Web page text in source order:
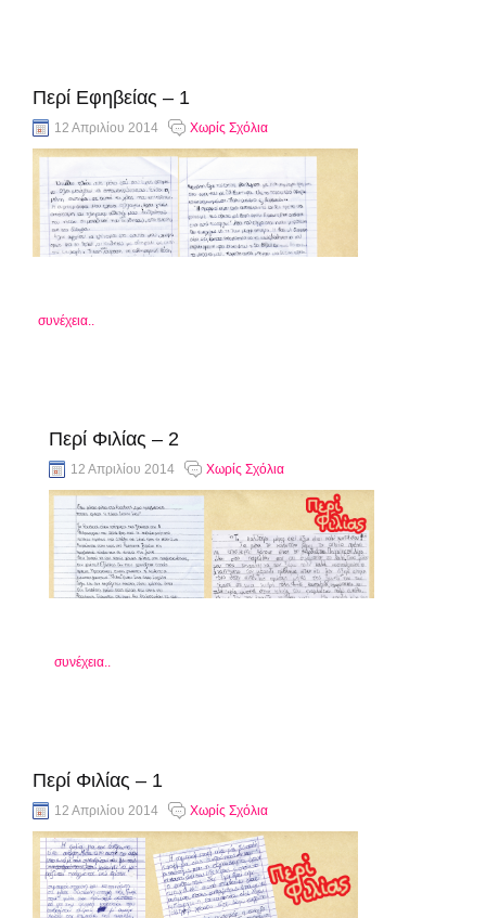
Περί Εφηβείας – 1
12 Απριλίου 2014 Χωρίς Σχόλια
συνέχεια..
Περί Φιλίας – 2
12 Απριλίου 2014 Χωρίς Σχόλια
συνέχεια..
Περί Φιλίας – 1
12 Απριλίου 2014 Χωρίς Σχόλια